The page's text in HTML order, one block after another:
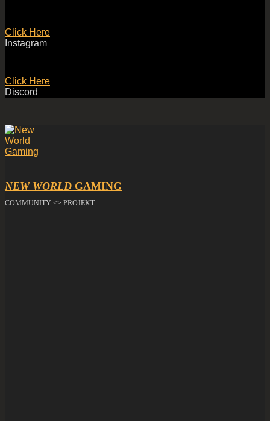
Click Here
Instagram
Click Here
Discord
NEW WORLD GAMING
COMMUNITY <> PROJEKT